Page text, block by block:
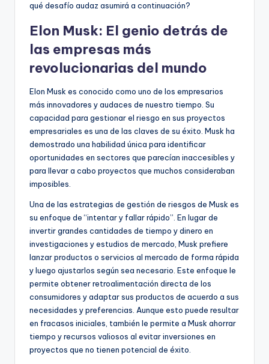
qué desafío audaz asumirá a continuación?
Elon Musk: El genio detrás de
las empresas más
revolucionarias del mundo
Elon Musk es conocido como uno de los empresarios
más innovadores y audaces de nuestro tiempo. Su
capacidad para gestionar el riesgo en sus proyectos
empresariales es una de las claves de su éxito. Musk ha
demostrado una habilidad única para identificar
oportunidades en sectores que parecían inaccesibles y
para llevar a cabo proyectos que muchos consideraban
imposibles.
Una de las estrategias de gestión de riesgos de Musk es
su enfoque de “intentar y fallar rápido”. En lugar de
invertir grandes cantidades de tiempo y dinero en
investigaciones y estudios de mercado, Musk prefiere
lanzar productos o servicios al mercado de forma rápida
y luego ajustarlos según sea necesario. Este enfoque le
permite obtener retroalimentación directa de los
consumidores y adaptar sus productos de acuerdo a sus
necesidades y preferencias. Aunque esto puede resultar
en fracasos iniciales, también le permite a Musk ahorrar
tiempo y recursos valiosos al evitar inversiones en
proyectos que no tienen potencial de éxito.